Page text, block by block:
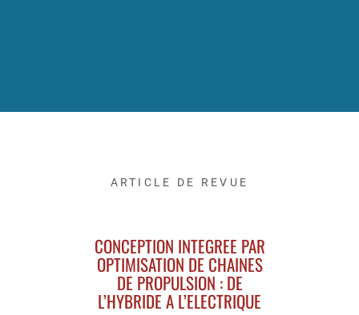
ARTICLE DE REVUE
CONCEPTION INTEGREE PAR
OPTIMISATION DE CHAINES
DE PROPULSION : DE
L’HYBRIDE A L’ELECTRIQUE